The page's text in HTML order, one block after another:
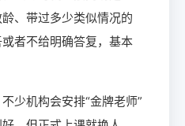
、带过多少类似情况的
者不给明确答复，基本
少机构会安排“金牌老师”